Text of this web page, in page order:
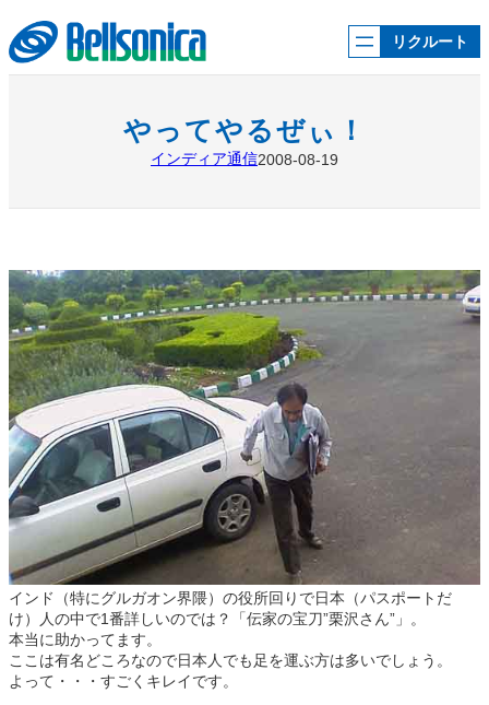
容
を
ス
リクルート
やってやるぜぃ！
インディア通信2008-08-19
インド（特にグルガオン界隈）の役所回りで日本（パスポートだ
け）人の中で1番詳しいのでは？「伝家の宝刀”栗沢さん”」。
本当に助かってます。
ここは有名どころなので日本人でも足を運ぶ方は多いでしょう。
よって・・・すごくキレイです。